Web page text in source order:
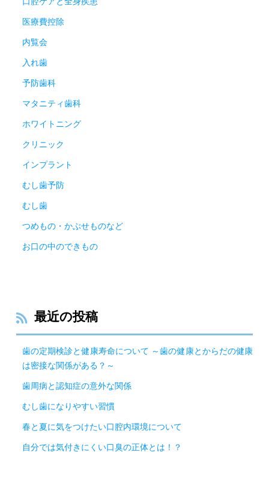
医療費控除
内覧会
入れ歯
予防歯科
マタニティ歯科
ホワイトニング
クリニック
インプラント
むし歯予防
むし歯
つめもの・かぶせものなど
お口の中のできもの
最近の投稿
歯の定期検診と健康寿命について ～歯の健康とからだの健康
は密接な関係がある？～
歯周病と認知症の意外な関係
むし歯になりやすい習慣
春と夏に気をつけたい口腔内環境について
自分では気付きにくい口臭の正体とは！？